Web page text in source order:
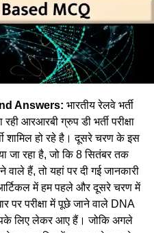
Answers: भारतीय रेलवे भर्ती
आरआरबी ग्रुप डी भर्ती परीक्षा
शामिल हो रहे है। दूसरे चरण के इस
जा रहा है, जो कि 8 सितंबर तक
हैं, तो यहां पर दी गई जानकारी
में हम पहले और दूसरे चरण में
पर परीक्षा में पूछे जाने वाले DNA
लिए लेकर आए हैं। जोकि अगले